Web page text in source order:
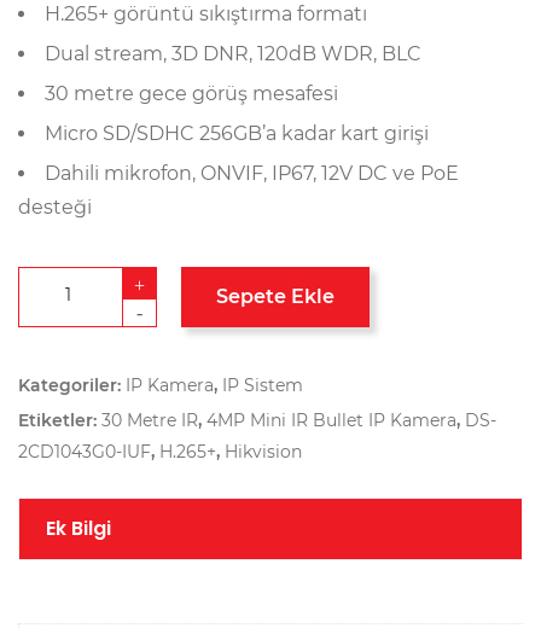
H.265+ görüntü sıkıştırma formatı
Dual stream, 3D DNR, 120dB WDR, BLC
30 metre gece görüş mesafesi
Micro SD/SDHC 256GB’a kadar kart girişi
Dahili mikrofon, ONVIF, IP67, 12V DC ve PoE
desteği
-
+
Sepete Ekle
Kategoriler: IP Kamera, IP Sistem
Etiketler: 30 Metre IR, 4MP Mini IR Bullet IP Kamera, DS-
2CD1043G0-IUF, H.265+, Hikvision
Ek Bilgi